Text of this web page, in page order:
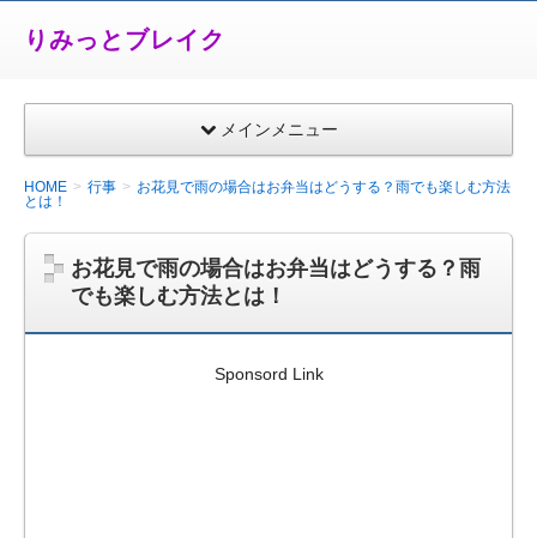
りみっとブレイク
メインメニュー
HOME 行事
お花見で雨の場合はお弁当はどうする？雨でも楽しむ方法
とは！
お花見で雨の場合はお弁当はどうする？雨
でも楽しむ方法とは！
Sponsord Link